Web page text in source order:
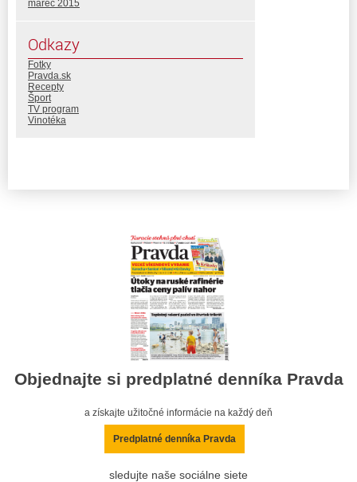
marec 2015
Odkazy
Fotky
Pravda.sk
Recepty
Šport
TV program
Vinotéka
Objednajte si predplatné denníka Pravda
a získajte užitočné informácie na každý deň
Predplatné denníka Pravda
sledujte naše sociálne siete